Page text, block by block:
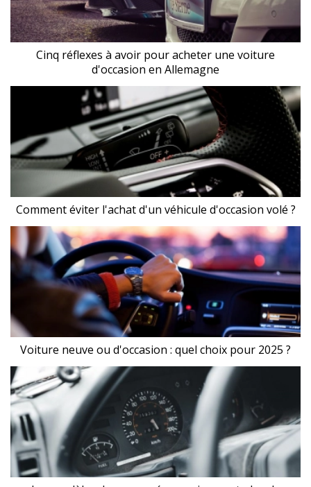
Cinq réflexes à avoir pour acheter une voiture
d'occasion en Allemagne
Comment éviter l'achat d'un véhicule d'occasion volé ?
Voiture neuve ou d'occasion : quel choix pour 2025 ?